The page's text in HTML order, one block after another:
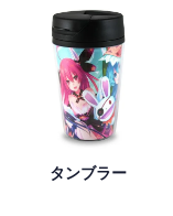
タンブラー